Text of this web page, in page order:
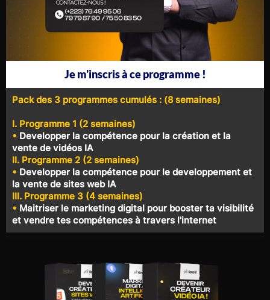
Je m'inscris à ce programme !
Pack des 3 programmes cumulés : (8 semaines)
I. Programme 1 (2 semaines)
• Developper la compétence pour la création et la
vente de vidéos IA
II. Programme 2 (2 semaines)
• Developper la compétence pour le developpement et
la vente de sites web IA
III. Programme 3 (4 semaines)
• Maitriser le marketing digital pour booster ta visibilité
et vendre tes compétences à travers l'internet